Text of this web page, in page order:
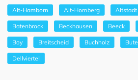
Alt-Hamborn Alt-Homberg Altstadt
Batenbrock Beckhausen Beeck
Boy Breitscheid Buchholz
Dellviertel